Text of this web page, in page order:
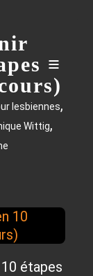
≡
lesbiennes,
Wittig,
étapes